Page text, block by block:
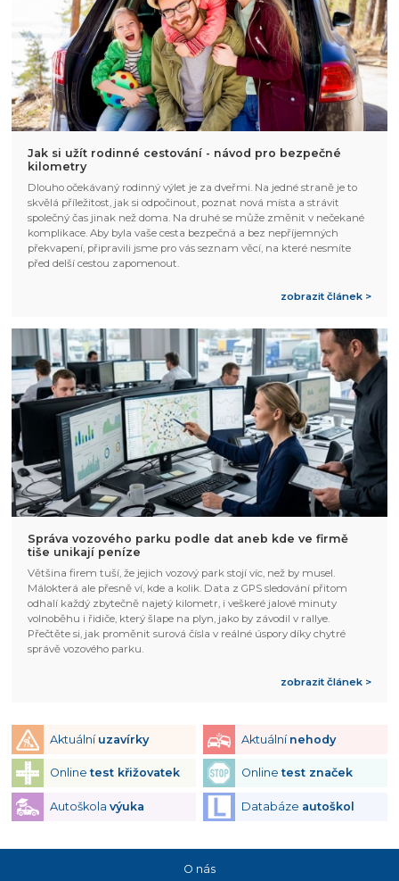
Jak si užít rodinné cestování - návod pro bezpečné
kilometry
Dlouho očekávaný rodinný výlet je za dveřmi. Na jedné straně je to
skvělá příležitost, jak si odpočinout, poznat nová místa a strávit
společný čas jinak než doma. Na druhé se může změnit v nečekané
komplikace. Aby byla vaše cesta bezpečná a bez nepříjemných
překvapení, připravili jsme pro vás seznam věcí, na které nesmíte
před delší cestou zapomenout.
zobrazit článek >
Správa vozového parku podle dat aneb kde ve firmě
tiše unikají peníze
Většina firem tuší, že jejich vozový park stojí víc, než by musel.
Málokterá ale přesně ví, kde a kolik. Data z GPS sledování přitom
odhalí každý zbytečně najetý kilometr, i veškeré jalové minuty
volnoběhu i řidiče, který šlape na plyn, jako by závodil v rallye.
Přečtěte si, jak proměnit surová čísla v reálné úspory díky chytré
správě vozového parku.
zobrazit článek >
Aktuální uzavírky Aktuální nehody
Onlinetest křižovatek Onlinetest značek
Autoškola výuka Databáze autoškol
O nás